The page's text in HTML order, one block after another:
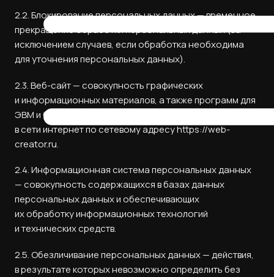
2.2. Блокирование персональных данных — временное
прекращение обработки персональных данных (за
исключением случаев, если обработка необходима
для уточнения персональных данных).
2.3. Веб-сайт — совокупность графических
и информационных материалов, а также программ для
ЭВМ и баз данных, обеспечивающих их доступность
в сети интернет по сетевому адресу https://web-
creator.ru.
2.4. Информационная система персональных данных
— совокупность содержащихся в базах данных
персональных данных и обеспечивающих
их обработку информационных технологий
и технических средств.
2.5. Обезличивание персональных данных — действия,
в результате которых невозможно определить без